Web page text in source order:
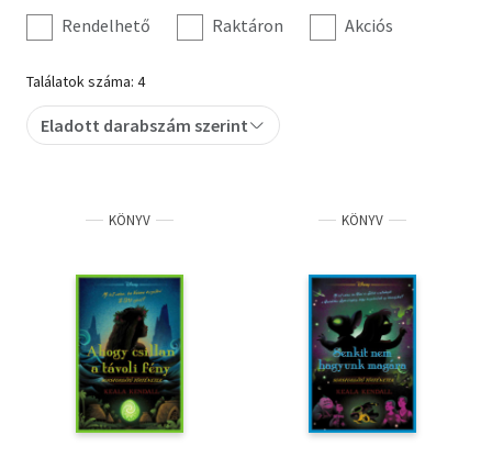
Irodalom
Művészet
Szakkönyv
Tankönyv, segédkönyv
Társadalomtudomány
Természettudomány
Történelem
szűrés
Rendelhető
Raktáron Akciós
Találatok száma: 4
Eladott darabszám szerint
KÖNYV KÖNYV